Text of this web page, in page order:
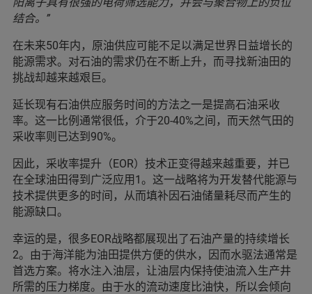
结合。”
在未来50年内，原油供应可能不足以满足世界日益增长的
能源需求。对石油的需求仍在不断上升，而寻找新油田的
挑战却越来越艰巨。
延长现有石油供应服务时间的方法之一是提高石油采收
率。这一比例通常很低，介于20-40%之间，而天然气田的
采收率则已达到90%。
因此，采收率提升（EOR）技术正变得越来越重要，并已
在全球油田得到广泛应用1。这一战略将为开发替代能源与
技术提供更多的时间，从而填补因石油储量耗尽而产生的
能源缺口。
幸运的是，很多EOR战略都展现出了石油产量的持续增长
2。由于海洋能为油田提供方便的供水，因而水驱法通常是
首选方案。将水注入油层，让油层内保持使油流入生产井
所需的压力梯度。由于水的流动速度比油快，所以会倾向